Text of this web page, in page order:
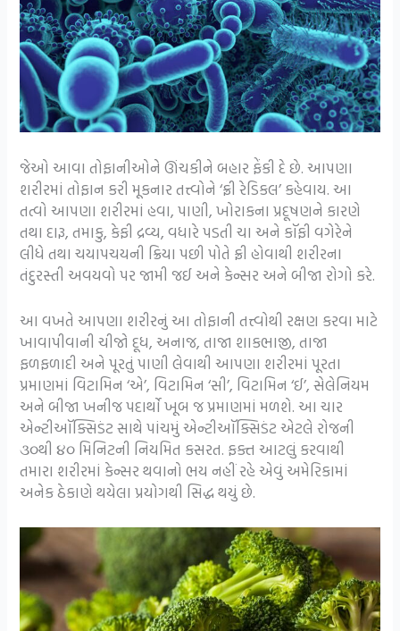
જેઓ આવા તોફાનીઓને ઊંચકીને બહાર ફેંકી દે છે. આપણા
શરીરમાં તોફાન કરી મૂકનાર તત્ત્વોને ‘ફ્રી રેડિકલ’ કહેવાય. આ
તત્વો આપણા શરીરમાં હવા, પાણી, ખોરાકના પ્રદૂષણને કારણે
તથા દારૂ, તમાકુ, કેફી દ્રવ્ય, વધારે પડતી ચા અને કૉફી વગેરેને
લીધે તથા ચયાપચયની ક્રિયા પછી પોતે ફ્રી હોવાથી શરીરના
તંદુરસ્તી અવયવો પર જામી જઈ અને કેન્સર અને બીજા રોગો કરે.
આ વખતે આપણા શરીરનું આ તોફાની તત્ત્વોથી રક્ષણ કરવા માટે
ખાવાપીવાની ચીજો દૂધ, અનાજ, તાજા શાકભાજી, તાજા
ફળફળાદી અને પૂરતું પાણી લેવાથી આપણા શરીરમાં પૂરતા
પ્રમાણમાં વિટામિન ‘એ’, વિટામિન ‘સી’, વિટામિન ‘ઈ’, સેલેનિયમ
અને બીજા ખનીજ પદાર્થો ખૂબ જ પ્રમાણમાં મળશે. આ ચાર
એન્ટીઑક્સિડંટ સાથે પાંચમું એન્ટીઑક્સિડંટ એટલે રોજની
૩૦થી ૪૦ મિનિટની નિયમિત કસરત. ફક્ત આટલું કરવાથી
તમારા શરીરમાં કેન્સર થવાનો ભય નહીં રહે એવું અમેરિકામાં
અનેક ઠેકાણે થયેલા પ્રયોગથી સિદ્ધ થયું છે.